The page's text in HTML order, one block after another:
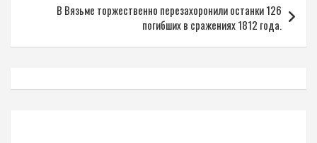
В Вязьме торжественно перезахоронили останки 126
погибших в сражениях 1812 года.